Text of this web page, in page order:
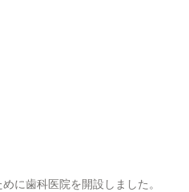
に歯科医院を開設しました。